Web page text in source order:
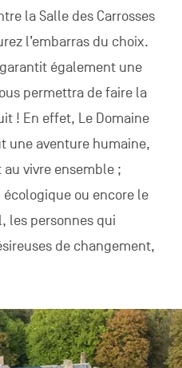
la Salle des Carrosses
l’embarras du choix.
également une
permettra de faire la
! En effet, Le Domaine
une aventure humaine,
vivre ensemble ;
ou encore le
les personnes qui
de changement,